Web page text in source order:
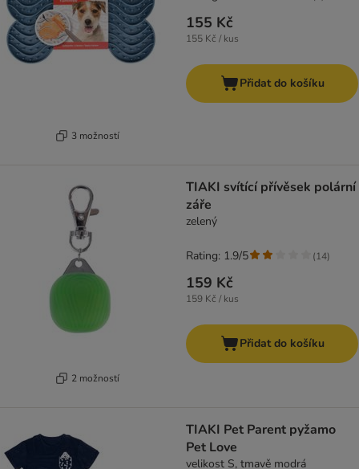
3 možností
155 Kč
155 Kč / kus
Přidat do košíku
2 možností
TIAKI svítící přívěsek polární
záře
zelený
159 Kč
159 Kč / kus
Rating: 1.9/5 (14)
Přidat do košíku
TIAKI Pet Parent pyžamo
Pet Love
velikost S, tmavě modrá